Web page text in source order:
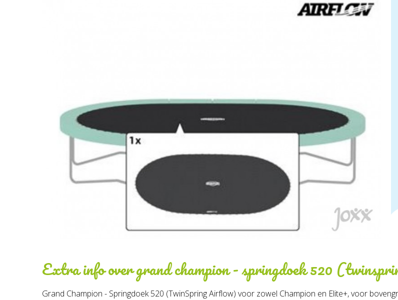
Extra info overgrand champion - springdoek 520
Grand Champion - Springdoek 520 (TwinSpring Airflow) voor zowel Champion en Elite+, voor